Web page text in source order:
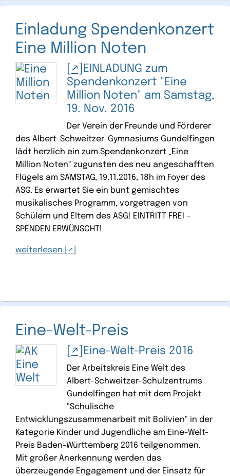
Einladung Spendenkonzert
Eine Million Noten
EINLADUNG zum
Spendenkonzert "Eine
Million Noten" am Samstag,
19. Nov. 2016
Der Verein der Freunde und Förderer
des Albert-Schweitzer-Gymnasiums Gundelfingen
lädt herzlich ein zum Spendenkonzert „Eine
Million Noten“ zugunsten des neu angeschafften
Flügels am SAMSTAG, 19.11.2016, 18h im Foyer des
ASG. Es erwartet Sie ein bunt gemischtes
musikalisches Programm, vorgetragen von
Schülern und Eltern des ASG! EINTRITT FREI –
SPENDEN ERWÜNSCHT!
weiterlesen
Eine-Welt-Preis
Eine-Welt-Preis 2016
Der Arbeitskreis Eine Welt des
Albert-Schweitzer-Schulzentrums
Gundelfingen hat mit dem Projekt
"Schulische
Entwicklungszusammenarbeit mit Bolivien" in der
Kategorie Kinder und Jugendliche am Eine-Welt-
Preis Baden-Württemberg 2016 teilgenommen.
Mit großer Anerkennung werden das
überzeugende Engagement und der Einsatz für